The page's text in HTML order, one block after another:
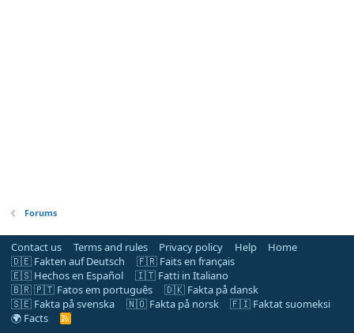
Forums
Contact us Terms and rules Privacy policy Help
Home
🇩🇪 Fakten auf Deutsch
🇫🇷 Faits en français
🇪🇸 Hechos en Español
🇮🇹 Fatti in Italiano
🇧🇷 🇵🇹 Fatos em português
🇩🇰 Fakta på dansk
🇸🇪 Fakta på svenska
🇳🇴 Fakta på norsk
🇫🇮 Faktat suomeksi
🌍 Facts
R